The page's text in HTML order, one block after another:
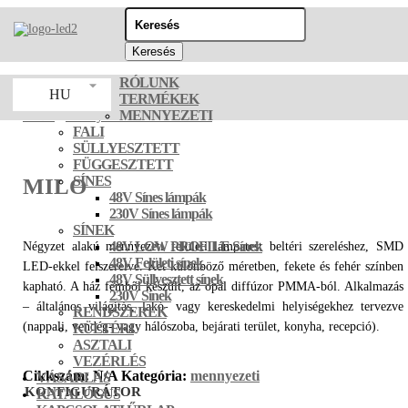
Keresés
erre:
HU
RÓLUNK
TERMÉKEK
MENNYEZETI
FALI
SÜLLYESZTETT
FÜGGESZTETT
SÍNES
48V Sínes lámpák
230V Sínes lámpák
SÍNEK
48V LOW PROFILE Sínek
48V Felületi sínek
48V Süllyesztett sínek
230V Sínek
RENDSZEREK
KÜLTÉRI
ASZTALI
VEZÉRLÉS
VÁSÁRLÁS
KATALÓGUS
mennyezeti/ MILO
MILO
Négyzet alakú mennyezeti felületi lámpatest beltéri szereléshez, SMD
LED-ekkel felszerelve. Két különböző méretben, fekete és fehér színben
kapható. A ház fémből készült, az opál diffúzor PMMA-ból. Alkalmazás
– általános világítás, lakó- vagy kereskedelmi helyiségekhez tervezve
(nappali, vendég- vagy hálószoba, bejárati terület, konyha, recepció).
Cikkszám: N/A Kategória: mennyezeti
KONFIGURÁTOR